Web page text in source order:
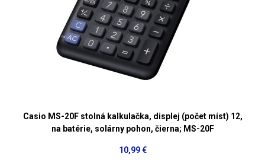
Casio MS-20F stolná kalkulačka, displej (počet míst) 12,
na batérie, solárny pohon, čierna; MS-20F
10,99 €